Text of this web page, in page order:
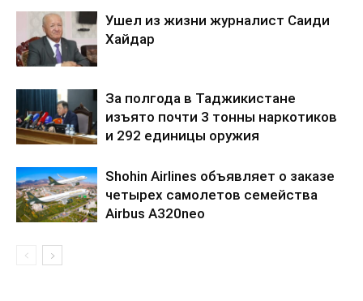
Ушел из жизни журналист Саиди
Хайдар
За полгода в Таджикистане
изъято почти 3 тонны наркотиков
и 292 единицы оружия
Shohin Airlines объявляет о заказе
четырех самолетов семейства
Airbus A320neo